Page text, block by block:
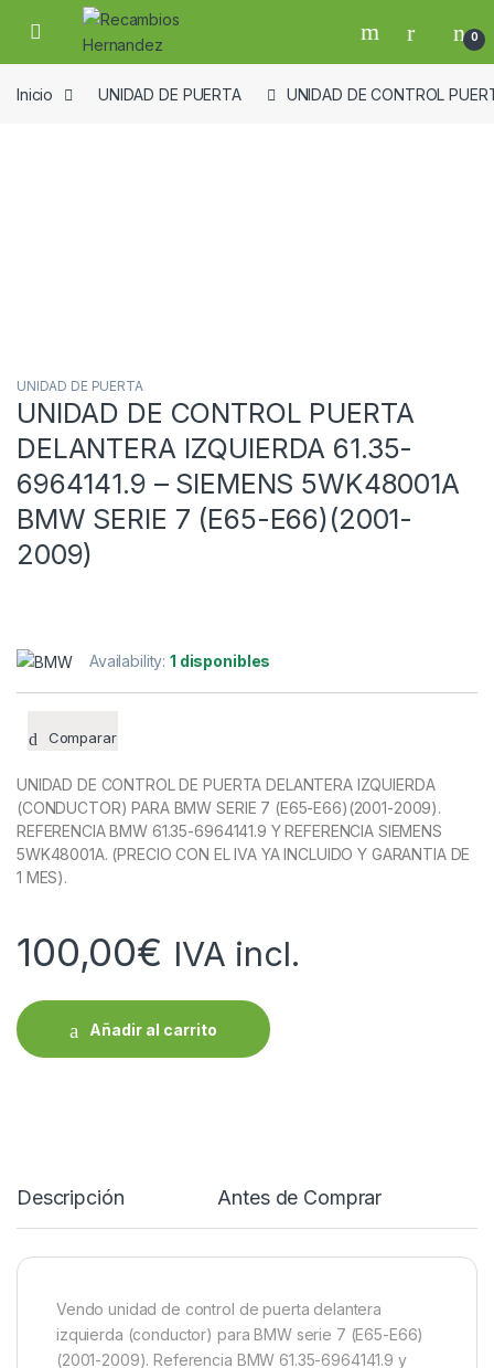
Skip to navigation
Skip to content
Open 0
Inicio UNIDAD DE PUERTA UNIDAD DE CONTROL
UNIDAD DE PUERTA
UNIDAD DE CONTROL PUERTA
DELANTERA IZQUIERDA 61.35-
6964141.9 – SIEMENS 5WK48001A
BMW SERIE 7 (E65-E66)(2001-
2009)
Availability:1 disponibles
Comparar
UNIDAD DE CONTROL DE PUERTA DELANTERA IZQUIERDA
(CONDUCTOR) PARA BMW SERIE 7 (E65-E66)(2001-2009).
REFERENCIA BMW 61.35-6964141.9 Y REFERENCIA SIEMENS
5WK48001A. (PRECIO CON EL IVA YA INCLUIDO Y GARANTIA DE
1 MES).
100,00€ IVA incl.
Añadir al carrito
Descripción Antes de Comprar
Vendo unidad de control de puerta delantera
izquierda (conductor) para BMW serie 7 (E65-E66)
(2001-2009). Referencia BMW 61.35-6964141.9 y